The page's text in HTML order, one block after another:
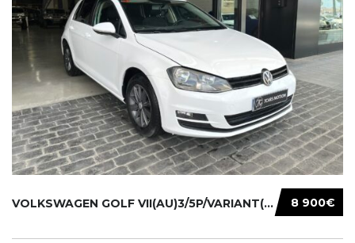
8 900€
VOLKSWAGEN GOLF VII(AU)3/5P/VARIANT(12-16 20...